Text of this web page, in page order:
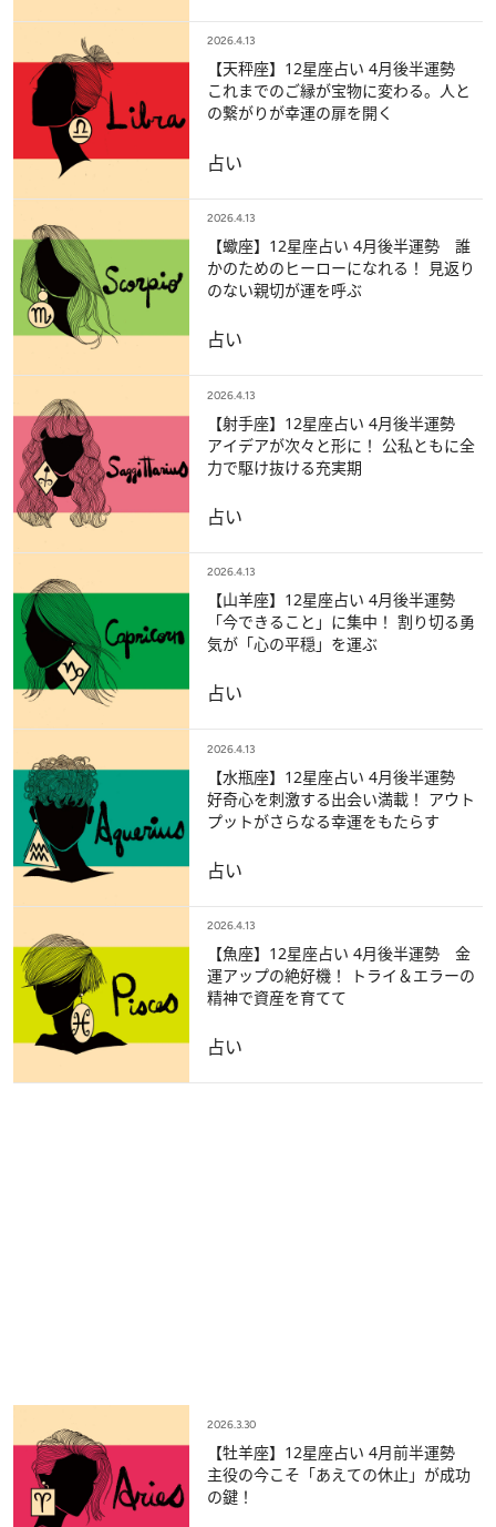
2026.4.13
【天秤座】12星座占い 4月後半運勢
これまでのご縁が宝物に変わる。人と
の繋がりが幸運の扉を開く
占い
2026.4.13
【蠍座】12星座占い 4月後半運勢 誰
かのためのヒーローになれる！ 見返り
のない親切が運を呼ぶ
占い
2026.4.13
【射手座】12星座占い 4月後半運勢
アイデアが次々と形に！ 公私ともに全
力で駆け抜ける充実期
占い
2026.4.13
【山羊座】12星座占い 4月後半運勢
「今できること」に集中！ 割り切る勇
気が「心の平穏」を運ぶ
占い
2026.4.13
【水瓶座】12星座占い 4月後半運勢
好奇心を刺激する出会い満載！ アウト
プットがさらなる幸運をもたらす
占い
2026.4.13
【魚座】12星座占い 4月後半運勢 金
運アップの絶好機！ トライ＆エラーの
精神で資産を育てて
占い
2026.3.30
【牡羊座】12星座占い 4月前半運勢
主役の今こそ「あえての休止」が成功
の鍵！